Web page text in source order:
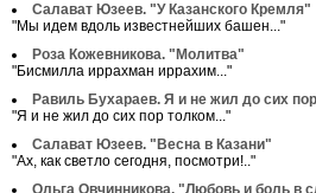
Салават Юзеев. "У Казанского Кремля"
"Мы идем вдоль известнейших башен..."
Роза Кожевникова. "Молитва"
"Бисмилла иррахман иррахим..."
Равиль Бухараев. Я и не жил до сих
"Я и не жил до сих пор толком..."
Салават Юзеев. "Весна в Казани"
"Ах, как светло сегодня, посмотри!.."
Ольга Овчинникова. "Любовь и боль в